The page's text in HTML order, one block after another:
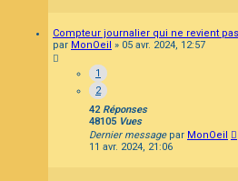
Compteur journalier qui ne revient
par MonOeil » 05 avr. 2024, 12:57
1
2
42Réponses
48105 Vues
Dernier message par MonOeil
11 avr. 2024, 21:06